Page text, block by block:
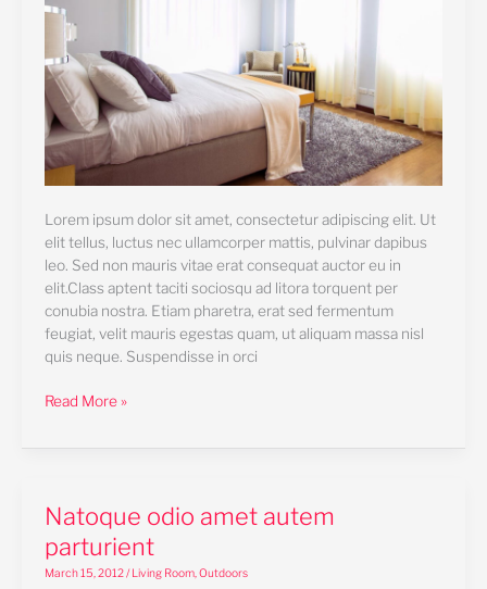
Lorem ipsum dolor sit amet, consectetur adipiscing elit. Ut
elit tellus, luctus nec ullamcorper mattis, pulvinar dapibus
leo. Sed non mauris vitae erat consequat auctor eu in
elit.Class aptent taciti sociosqu ad litora torquent per
conubia nostra. Etiam pharetra, erat sed fermentum
feugiat, velit mauris egestas quam, ut aliquam massa nisl
quis neque. Suspendisse in orci
Read More »
Natoque odio amet autem
parturient
March 15, 2012/Living Room,Outdoors
Natoque
amet
autem